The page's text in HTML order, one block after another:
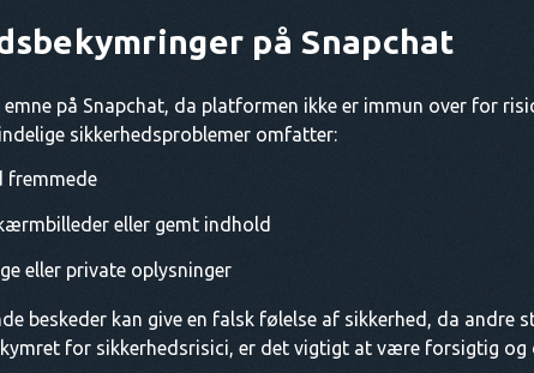
på Snapchat
på Snapchat, da platformen ikke er immun over for
sikkerhedsproblemer omfatter:
fremmede
eller gemt indhold
eller private oplysninger
beskeder kan give en falsk følelse af sikkerhed, da andre
for sikkerhedsrisici, er det vigtigt at være forsigtig og